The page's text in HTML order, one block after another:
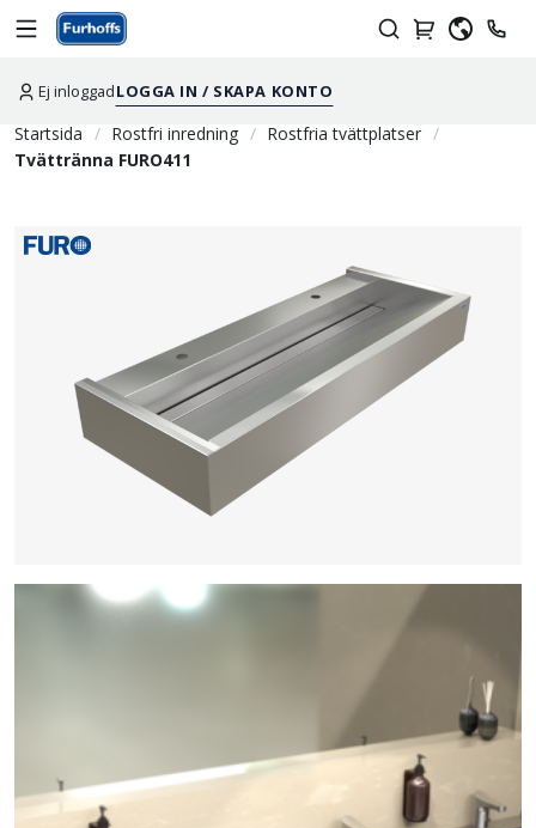
Ej inloggadLOGGA IN / SKAPA KONTO
Startsida Rostfri inredning
Rostfria tvättplatser
Tvättränna FURO411